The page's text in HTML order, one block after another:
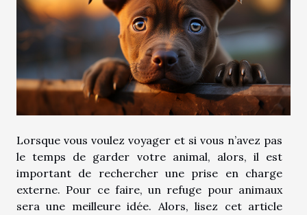
Lorsque vous voulez voyager et si vous n’avez pas
le temps de garder votre animal, alors, il est
important de rechercher une prise en charge
externe. Pour ce faire, un refuge pour animaux
sera une meilleure idée. Alors, lisez cet article